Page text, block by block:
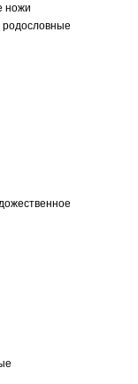
ножи
родословные